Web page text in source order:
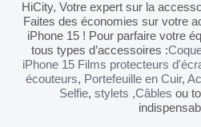
HiCity, Votre expert sur la
Faites des économies sur votre
iPhone 15 ! Pour parfaire votre
tous types d’accessoires :
iPhone 15 Films protecteurs
écouteurs, Portefeuille en Cuir,
Selfie, stylets ,Câbles ou